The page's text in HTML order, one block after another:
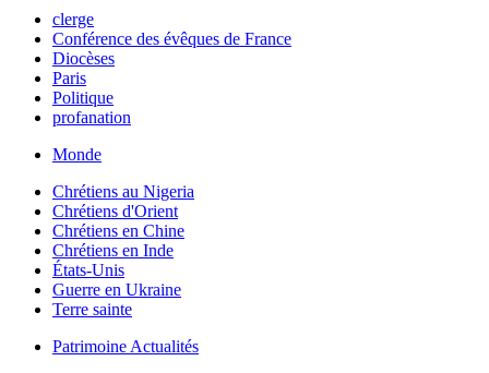
clerge
Conférence des évêques de France
Diocèses
Paris
Politique
profanation
Monde
Chrétiens au Nigeria
Chrétiens d'Orient
Chrétiens en Chine
Chrétiens en Inde
États-Unis
Guerre en Ukraine
Terre sainte
Patrimoine Actualités